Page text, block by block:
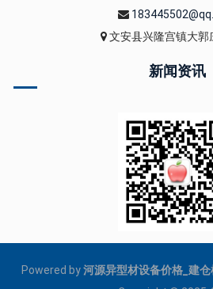
文安县兴隆宫镇大郭
新闻资讯
Powered by河源异型材设备价格_建仓